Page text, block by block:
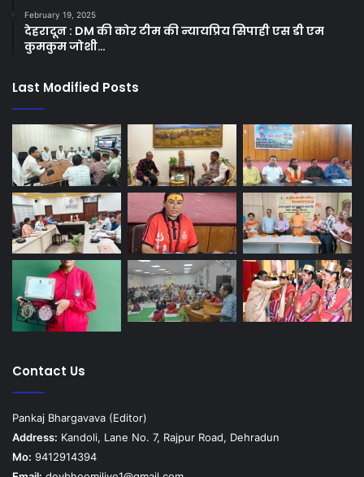
February 19, 2025
देहरादून : DM की कोर टीम की न्यायप्रिय सिपाही एस डी एम
कुमकुम जोशी…
Last Modified Posts
Contact Us
Pankaj Bhargavava (Editor)
Address: Kandoli, Lane No. 7, Rajpur Road, Dehradun
Mo: 9412914394